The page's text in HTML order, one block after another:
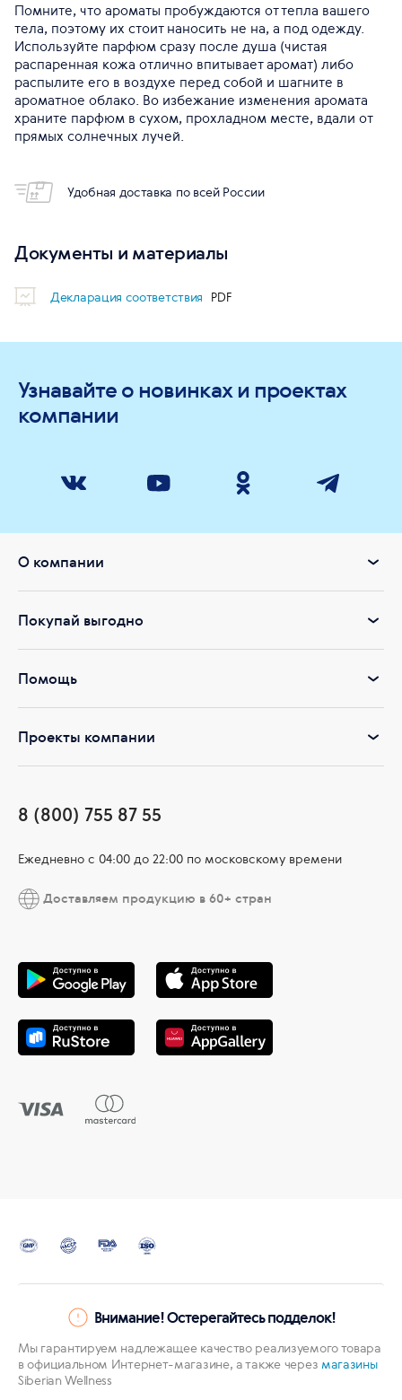
Помните, что ароматы пробуждаются от тепла вашего
тела, поэтому их стоит наносить не на, а под одежду.
Используйте парфюм сразу после душа (чистая
распаренная кожа отлично впитывает аромат) либо
распылите его в воздухе перед собой и шагните в
ароматное облако. Во избежание изменения аромата
храните парфюм в сухом, прохладном месте, вдали от
прямых солнечных лучей.
Удобная доставка по всей России
Документы и материалы
Декларация соответствия
Узнавайте о новинках и проектах
компании
О компании
Покупай выгодно
Помощь
Проекты компании
8 (800) 755 87 55
Ежедневно c 04:00 до 22:00 по московскому времени
Доставляем продукцию в 60+ стран
Внимание! Остерегайтесь подделок!
Мы гарантируем надлежащее качество реализуемого товара
в официальном Интернет-магазине, а также через магазины
Siberian Wellness